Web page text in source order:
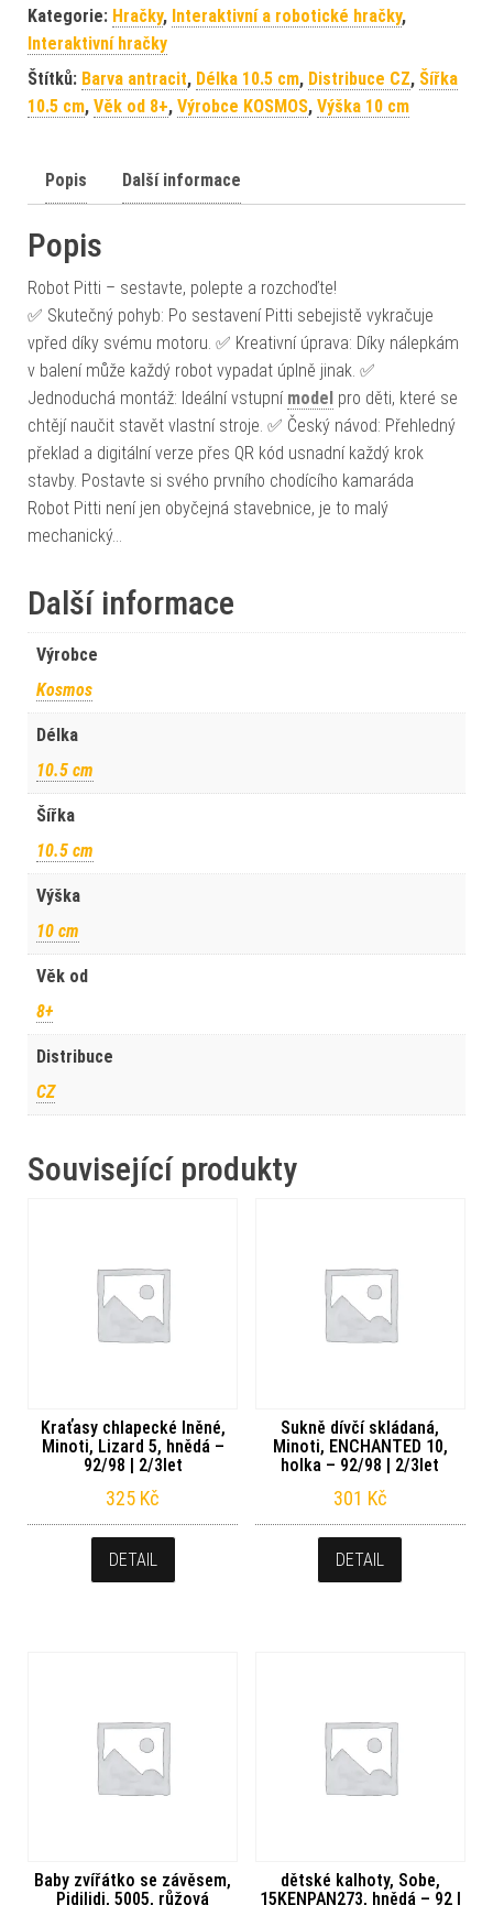
Kategorie: Hračky, Interaktivní a robotické hračky,
Interaktivní hračky
Štítků: Barva antracit, Délka 10.5 cm, Distribuce CZ, Šířka
10.5 cm, Věk od 8+, Výrobce KOSMOS, Výška 10 cm
Popis Další informace
Popis
Robot Pitti – sestavte, polepte a rozchoďte!
✅ Skutečný pohyb: Po sestavení Pitti sebejistě vykračuje
vpřed díky svému motoru. ✅ Kreativní úprava: Díky nálepkám
v balení může každý robot vypadat úplně jinak. ✅
Jednoduchá montáž: Ideální vstupní model pro děti, které se
chtějí naučit stavět vlastní stroje. ✅ Český návod: Přehledný
překlad a digitální verze přes QR kód usnadní každý krok
stavby. Postavte si svého prvního chodícího kamaráda
Robot Pitti není jen obyčejná stavebnice, je to malý
mechanický…
Další informace
Výrobce
Kosmos
Délka
10.5 cm
Šířka
10.5 cm
Výška
10 cm
Věk od
8+
Distribuce
CZ
Související produkty
Kraťasy chlapecké lněné,
Minoti, Lizard 5, hnědá –
92/98 | 2/3let
325 Kč
DETAIL
Sukně dívčí skládaná,
Minoti, ENCHANTED 10,
holka – 92/98 | 2/3let
301 Kč
DETAIL
Baby zvířátko se závěsem,
Pidilidi, 5005, růžová
dětské kalhoty, Sobe,
15KENPAN273, hnědá – 92 |